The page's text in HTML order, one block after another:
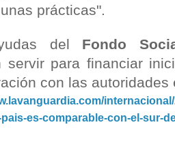
prácticas".
del Fondo
servir para financiar
con las autoridades
es-comparable-con-el-sur-